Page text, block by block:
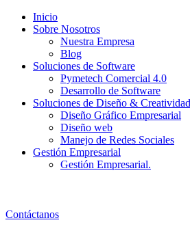
Inicio
Sobre Nosotros
Nuestra Empresa
Blog
Soluciones de Software
Pymetech Comercial 4.0
Desarrollo de Software
Soluciones de Diseño & Creatividad
Diseño Gráfico Empresarial
Diseño web
Manejo de Redes Sociales
Gestión Empresarial
Gestión Empresarial.
Contáctanos